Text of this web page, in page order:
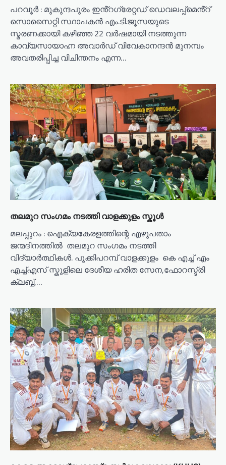
പറവൂർ : മുകുന്ദപുരം ഇൻ്റഗ്രേറ്റഡ് ഡെവലപ്പ്മെൻ്റ്
സൊസൈറ്റി സ്ഥാപകൻ എം.ടി.ജൂസയുടെ
സ്മരണക്കായി കഴിഞ്ഞ 22 വർഷമായി നടത്തുന്ന
കാവ്യസായാഹ്ന അവാർഡ് വിവേകാനന്ദൻ മുനമ്പം
അവതരിപ്പിച്ച വിചിന്തനം എന്ന…
തലമുറ സംഗമം നടത്തി വാളക്കുളം സ്കൂൾ
മലപ്പുറം : ഐക്യകേരളത്തിന്റെ എഴുപതാം
ജന്മദിനത്തിൽ തലമുറ സംഗമം നടത്തി
വിദ്യാർത്ഥികൾ. പൂക്കിപറമ്പ് വാളക്കുളം കെ എച്ച് എം
എച്ച്എസ് സ്കൂളിലെ ദേശീയ ഹരിത സേന,ഫോറസ്ട്രി
ക്ലബ്ബ്‌,…